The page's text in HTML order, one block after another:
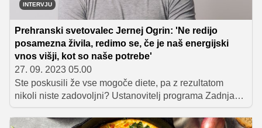
INTERVJU
Prehranski svetovalec Jernej Ogrin: 'Ne redijo
posamezna živila, redimo se, če je naš energijski
vnos višji, kot so naše potrebe'
27. 09. 2023 05.00
Ste poskusili že vse mogoče diete, pa z rezultatom
nikoli niste zadovoljni? Ustanovitelj programa Zadnja
dieta Jernej Ogrin je prepričan, da se glavni problem
diet skriva v okrnjeni prehrani in izogibanju določenim